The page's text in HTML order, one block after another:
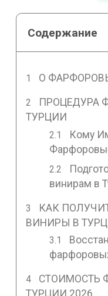
Содержание
О
ПРОЦЕДУРА
ТУРЦИИ
Кому
винирам в
КАК
ВИНИРЫ В
СТОИМОСТЬ